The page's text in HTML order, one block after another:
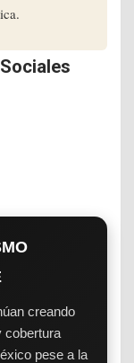
creando
cobertura
pese a la